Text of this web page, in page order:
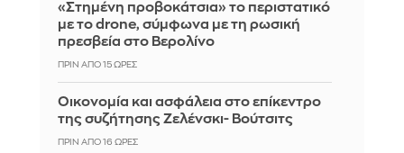
«Στημένη προβοκάτσια» το περιστατικό
με το drone, σύμφωνα με τη ρωσική
πρεσβεία στο Βερολίνο
ΠΡΙΝ ΑΠΌ 15 ΏΡΕΣ
Οικονομία και ασφάλεια στο επίκεντρο
της συζήτησης Ζελένσκι- Βούτσιτς
ΠΡΙΝ ΑΠΌ 16 ΏΡΕΣ